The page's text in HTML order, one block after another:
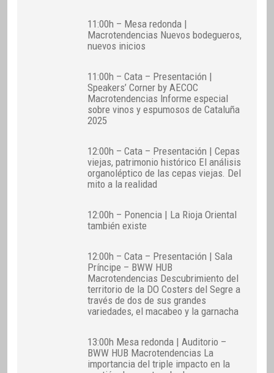
11:00h – Mesa redonda |
Macrotendencias Nuevos bodegueros,
nuevos inicios
11:00h – Cata – Presentación |
Speakers’ Corner by AECOC
Macrotendencias Informe especial
sobre vinos y espumosos de Cataluña
2025
12:00h – Cata – Presentación | Cepas
viejas, patrimonio histórico El análisis
organoléptico de las cepas viejas. Del
mito a la realidad
12:00h – Ponencia | La Rioja Oriental
también existe
12:00h – Cata – Presentación | Sala
Príncipe – BWW HUB
Macrotendencias Descubrimiento del
territorio de la DO Costers del Segre a
través de dos de sus grandes
variedades, el macabeo y la garnacha
13:00h Mesa redonda | Auditorio –
BWW HUB Macrotendencias La
importancia del triple impacto en la